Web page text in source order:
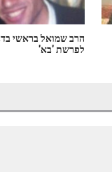
הרב שמואל בראשי
לפרשת 'בא'